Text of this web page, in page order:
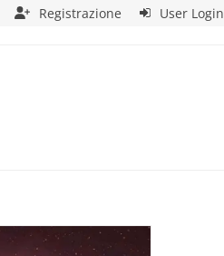
Registrazione
User Login